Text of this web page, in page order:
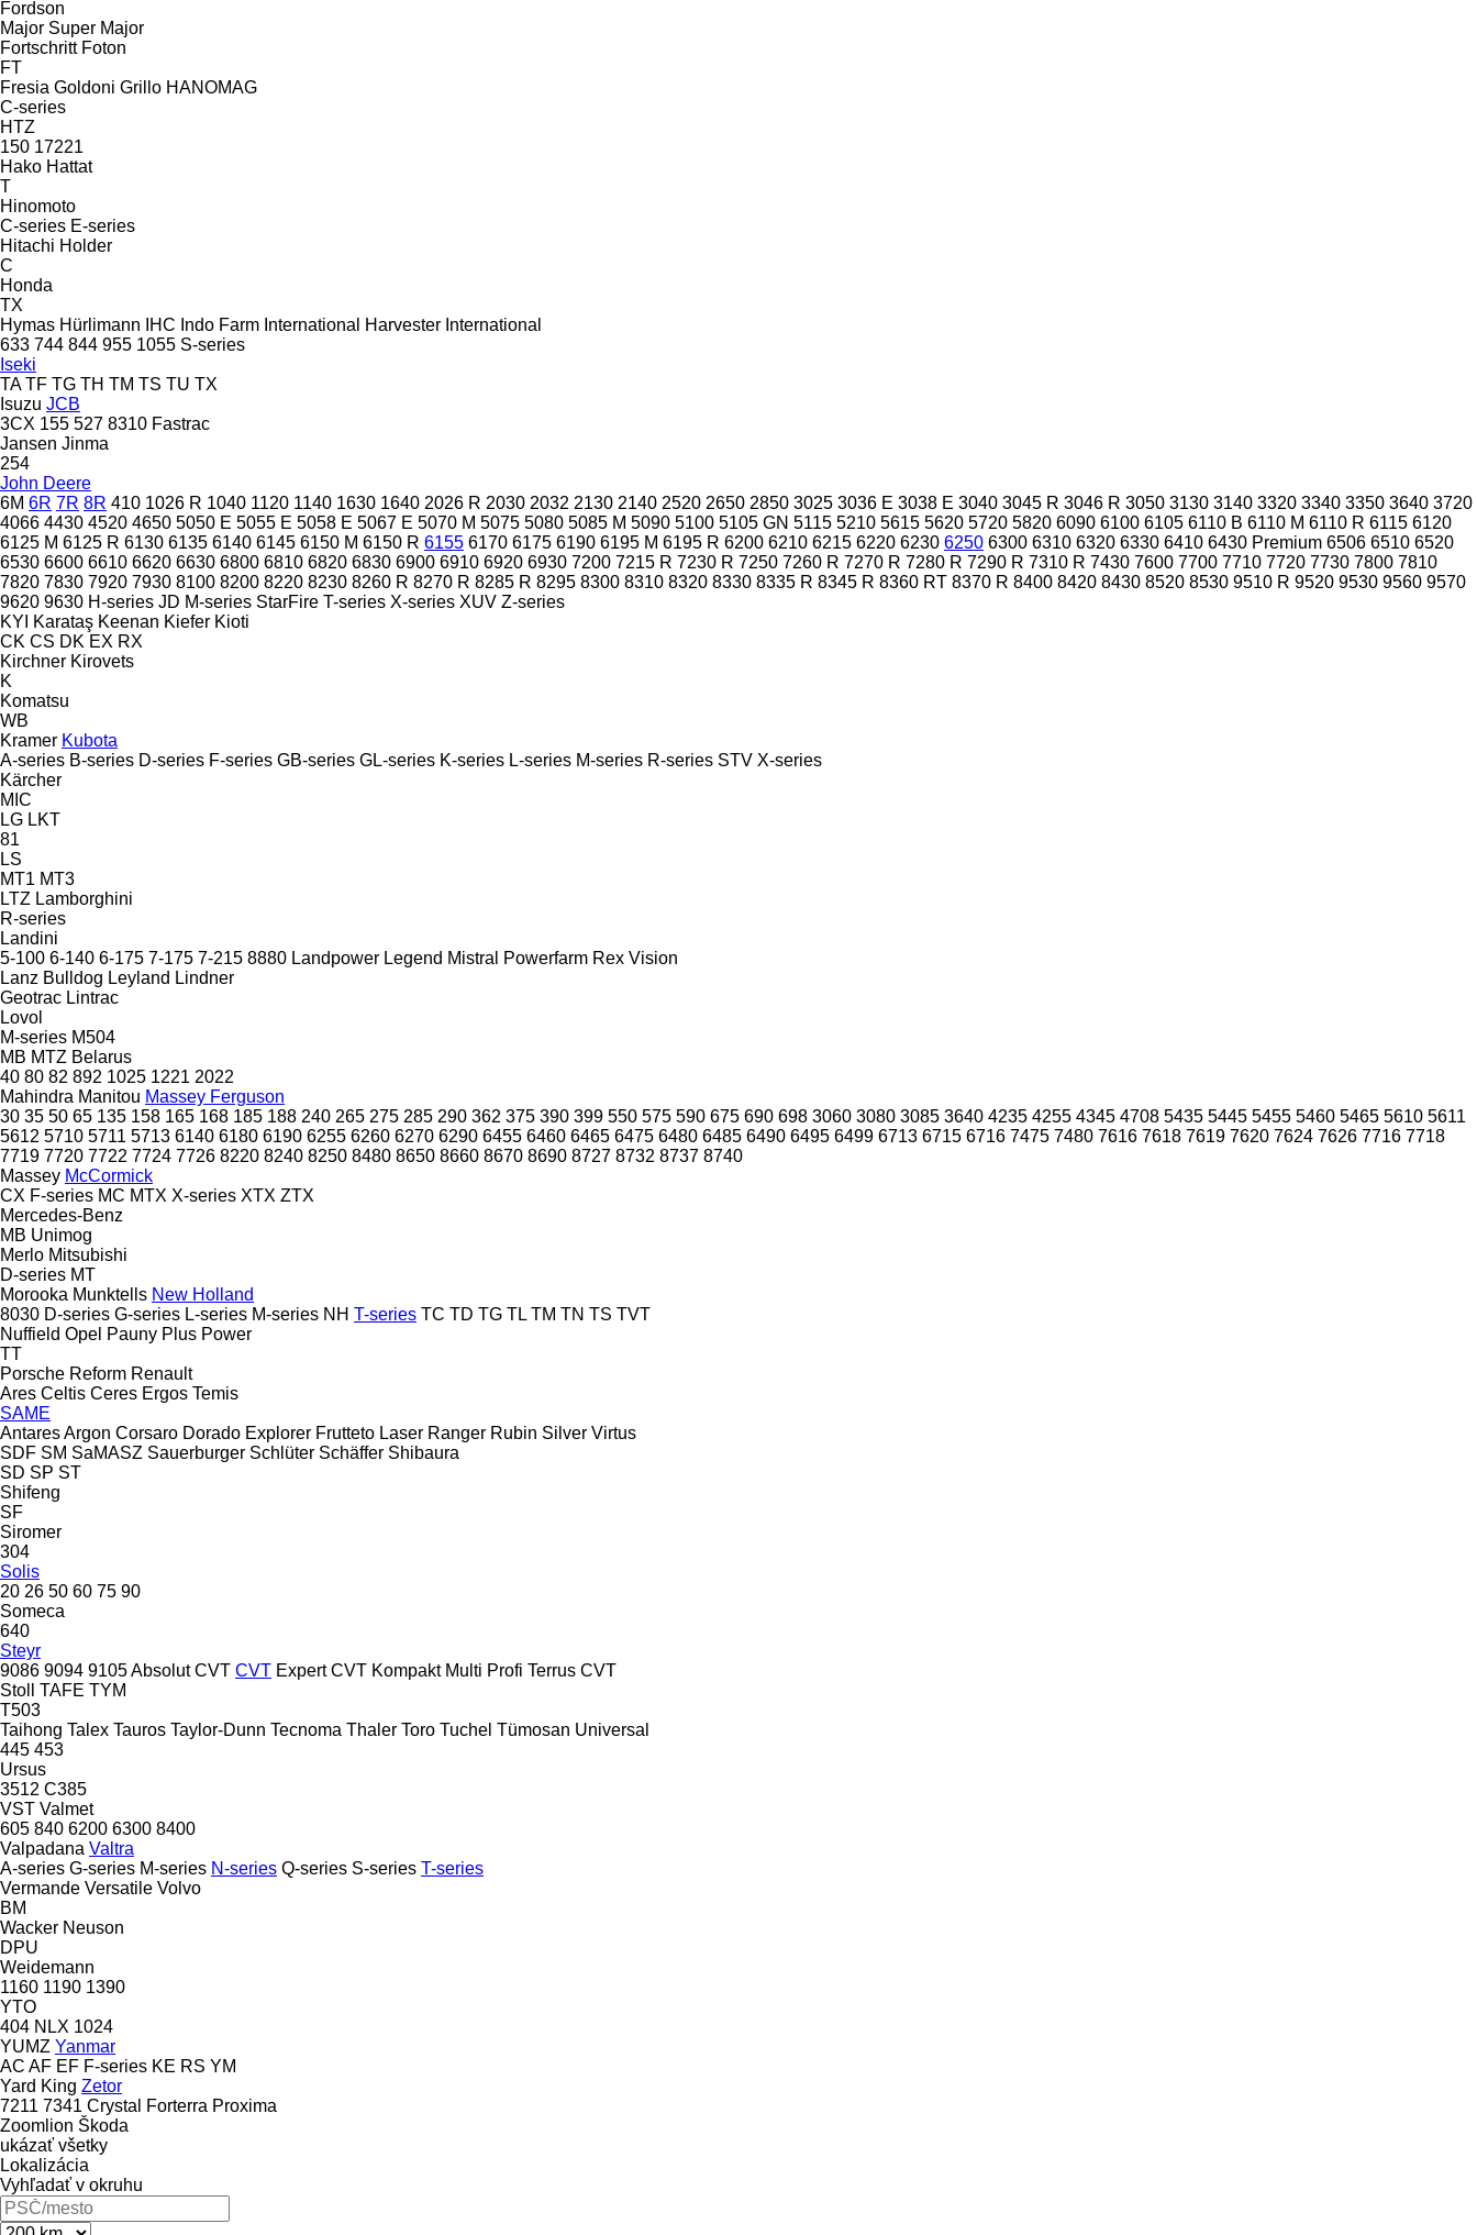
Fordson
Major Super Major
Fortschritt Foton
FT
Fresia Goldoni Grillo HANOMAG
C-series
HTZ
150 17221
Hako Hattat
T
Hinomoto
C-series E-series
Hitachi Holder
C
Honda
TX
Hymas Hürlimann IHC Indo Farm International Harvester International
633 744 844 955 1055 S-series
Iseki
TA TF TG TH TM TS TU TX
Isuzu JCB
3CX 155 527 8310 Fastrac
Jansen Jinma
254
John Deere
6M 6R 7R 8R 410 1026 R 1040 1120 1140 1630 1640 2026 R 2030 2032 2130 2140 2520 2650 2850 3025 3036 E 3038 E 3040 3045 R 3046 R 3050 3130 3140 3320 3340 3350 3640 3720
4066 4430 4520 4650 5050 E 5055 E 5058 E 5067 E 5070 M 5075 5080 5085 M 5090 5100 5105 GN 5115 5210 5615 5620 5720 5820 6090 6100 6105 6110 B 6110 M 6110 R 6115 6120
6125 M 6125 R 6130 6135 6140 6145 6150 M 6150 R 6155 6170 6175 6190 6195 M 6195 R 6200 6210 6215 6220 6230 6250 6300 6310 6320 6330 6410 6430 Premium 6506 6510 6520
6530 6600 6610 6620 6630 6800 6810 6820 6830 6900 6910 6920 6930 7200 7215 R 7230 R 7250 7260 R 7270 R 7280 R 7290 R 7310 R 7430 7600 7700 7710 7720 7730 7800 7810
7820 7830 7920 7930 8100 8200 8220 8230 8260 R 8270 R 8285 R 8295 8300 8310 8320 8330 8335 R 8345 R 8360 RT 8370 R 8400 8420 8430 8520 8530 9510 R 9520 9530 9560 9570
9620 9630 H-series JD M-series StarFire T-series X-series XUV Z-series
KYI
Karataş Keenan Kiefer Kioti
CK CS DK EX RX
Kirchner Kirovets
K
Komatsu
WB
Kramer Kubota
A-series B-series D-series F-series GB-series GL-series K-series L-series M-series R-series STV X-series
Kärcher
MIC
LG LKT
81
LS
MT1 MT3
LTZ Lamborghini
R-series
Landini
5-100 6-140 6-175 7-175 7-215 8880 Landpower Legend Mistral Powerfarm Rex Vision
Lanz Bulldog Leyland Lindner
Geotrac Lintrac
Lovol
M-series M504
MB MTZ Belarus
40 80 82 892 1025 1221 2022
Mahindra Manitou Massey Ferguson
30 35 50 65 135 158 165 168 185 188 240 265 275 285 290 362 375 390 399 550 575 590 675 690 698 3060 3080 3085 3640 4235 4255 4345 4708 5435 5445 5455 5460 5465 5610 5611
5612 5710 5711 5713 6140 6180 6190 6255 6260 6270 6290 6455 6460 6465 6475 6480 6485 6490 6495 6499 6713 6715 6716 7475 7480 7616 7618 7619 7620 7624 7626 7716 7718
7719 7720 7722 7724 7726 8220 8240 8250 8480 8650 8660 8670 8690 8727 8732 8737 8740
Massey McCormick
CX F-series MC MTX X-series XTX ZTX
Mercedes-Benz
MB Unimog
Merlo Mitsubishi
D-series MT
Morooka Munktells New Holland
8030 D-series G-series L-series M-series NH T-series TC TD TG TL TM TN TS TVT
Nuffield Opel Pauny Plus Power
TT
Porsche Reform Renault
Ares Celtis Ceres Ergos Temis
SAME
AntaresArgon Corsaro Dorado Explorer Frutteto Laser Ranger Rubin Silver Virtus
SDF SM SaMASZ Sauerburger Schlüter Schäffer Shibaura
SD SP ST
Shifeng
SF
Siromer
304
Solis
20 26 50 60 75 90
Someca
640
Steyr
9086 9094 9105Absolut CVT CVT Expert CVT Kompakt Multi Profi Terrus CVT
Stoll
TAFE TYM
T503
Taihong Talex Tauros Taylor-Dunn Tecnoma Thaler Toro Tuchel Tümosan Universal
445 453
Ursus
3512 C385
VST Valmet
605 840 6200 6300 8400
Valpadana Valtra
A-series G-series M-series N-series Q-series S-series T-series
Vermande Versatile Volvo
BM
Wacker Neuson
DPU
Weidemann
1160 1190 1390
YTO
404 NLX 1024
YUMZ Yanmar
AC AF EF F-series KE RS YM
Yard King Zetor
7211 7341 Crystal Forterra Proxima
Zoomlion Škoda
ukázať všetky
Lokalizácia
Vyhľadať v okruhu